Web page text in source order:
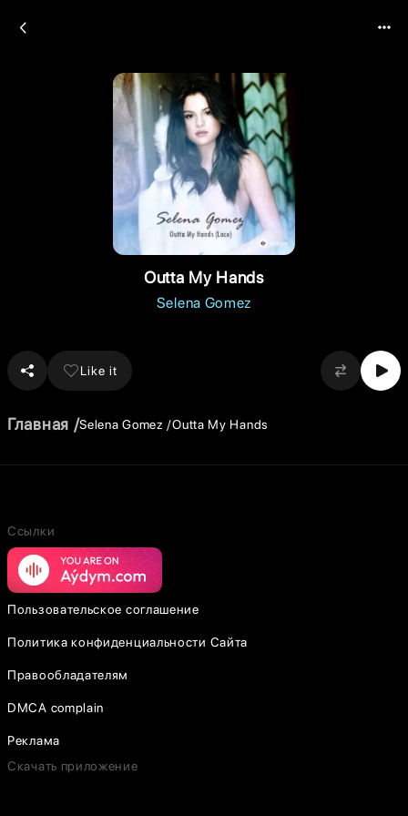
Outta My Hands
Selena Gomez
Like it
Главная Selena Gomez Outta My Hands
Ссылки
Пользовательское соглашение
Политика конфиденциальности Сайта
Правообладателям
DMCA complain
Реклама
Скачать приложение